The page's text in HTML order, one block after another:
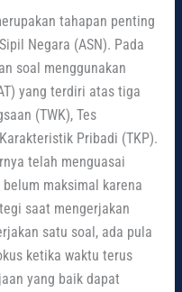
tahapan penting
Negara (ASN). Pada
soal menggunakan
yang terdiri atas tiga
(TWK), Tes
Pribadi (TKP).
telah menguasai
maksimal karena
saat mengerjakan
satu soal, ada pula
ketika waktu terus
yang baik dapat